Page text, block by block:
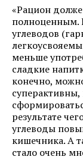
«Рацион
полноценным.
углеводов
меньше
сладкие
конечно,
результате
углеводы
кишечника. А
стало очень